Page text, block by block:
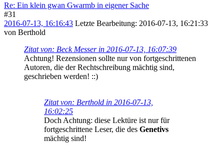
Re: Ein klein gwan Gwarmb in eigener Sache
#31
2016-07-13, 16:16:43 Letzte Bearbeitung: 2016-07-13, 16:21:33
von Berthold
Zitat von: Beck Messer in 2016-07-13, 16:07:39
Achtung! Rezensionen sollte nur von fortgeschrittenen
Autoren, die der Rechtschreibung mächtig sind,
geschrieben werden! ::)
Zitat von: Berthold in 2016-07-13,
16:02:25
Doch Achtung: diese Lektüre ist nur für
fortgeschrittene Leser, die des Genetivs
mächtig sind!